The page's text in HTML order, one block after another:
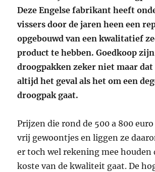
Deze Engelse fabrikant heeft
vissers door de jaren heen een
opgebouwd van een kwalitatief
product te hebben. Goedkoop
droogpakken zeker niet maar
altijd het geval als het om een
droogpak gaat.
Prijzen die rond de 500 a 800
vrij gewoontjes en liggen ze
er toch wel rekening mee houden
koste van de kwaliteit gaat. De